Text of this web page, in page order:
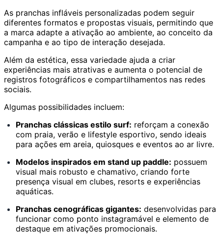
As pranchas infláveis personalizadas podem seguir
diferentes formatos e propostas visuais, permitindo que
a marca adapte a ativação ao ambiente, ao conceito da
campanha e ao tipo de interação desejada.
Além da estética, essa variedade ajuda a criar
experiências mais atrativas e aumenta o potencial de
registros fotográficos e compartilhamentos nas redes
sociais.
Algumas possibilidades incluem:
Pranchas clássicas estilo surf: reforçam a conexão
com praia, verão e lifestyle esportivo, sendo ideais
para ações em areia, quiosques e eventos ao ar livre.
Modelos inspirados em stand up paddle: possuem
visual mais robusto e chamativo, criando forte
presença visual em clubes, resorts e experiências
aquáticas.
Pranchas cenográficas gigantes: desenvolvidas para
funcionar como ponto instagramável e elemento de
destaque em ativações promocionais.